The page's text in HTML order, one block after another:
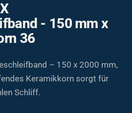
- 150 mm x
36
– 150 x 2000 mm,
Keramikkorn sorgt für
Schliff.